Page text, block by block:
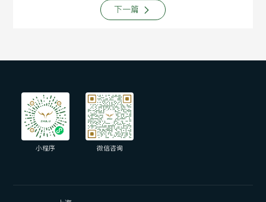
下一篇
小程序 微信咨询